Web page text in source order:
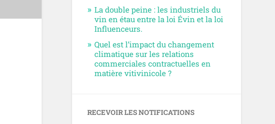
La double peine : les industriels du
vin en étau entre la loi Évin et la loi
Influenceurs.
Quel est l’impact du changement
climatique sur les relations
commerciales contractuelles en
matière vitivinicole ?
RECEVOIR LES NOTIFICATIONS